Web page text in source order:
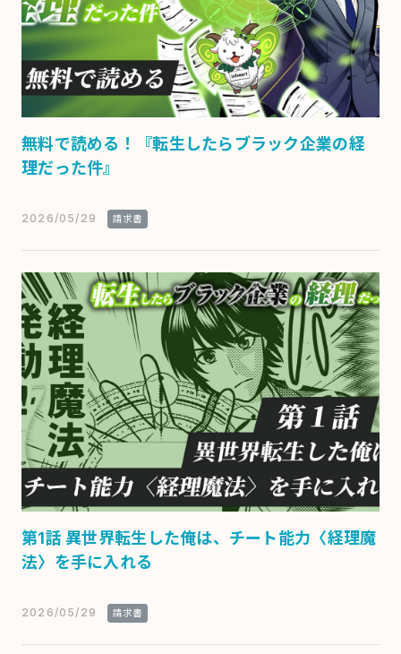
無料で読める！『転生したらブラック企業の経
理だった件』
2026/05/29 請求書
第1話 異世界転生した俺は、チート能力〈経理魔
法〉を手に入れる
2026/05/29 請求書